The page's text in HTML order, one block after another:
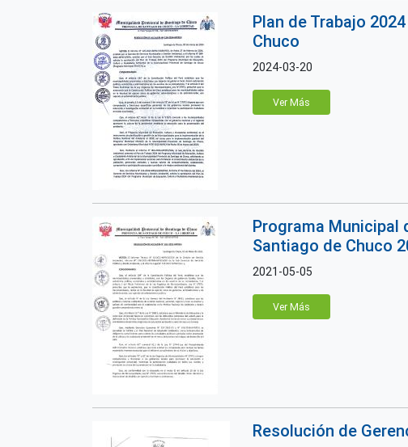
Plan de Trabajo
Chuco
2024-03-20
Ver Más
Programa Municipal
Santiago de Chuco
2021-05-05
Ver Más
Resolución de